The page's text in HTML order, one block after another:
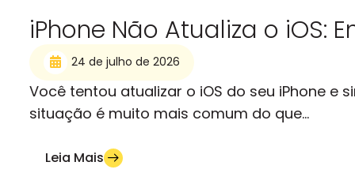
iPhone Não Atualiza o iOS:
24 de julho de 2026
Você tentou atualizar o iOS do seu iPhone e
situação é muito mais comum do que...
Leia Mais